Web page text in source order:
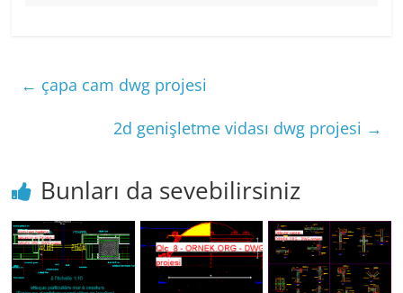
← çapa cam dwg projesi
2d genişletme vidası dwg projesi →
Bunları da sevebilirsiniz